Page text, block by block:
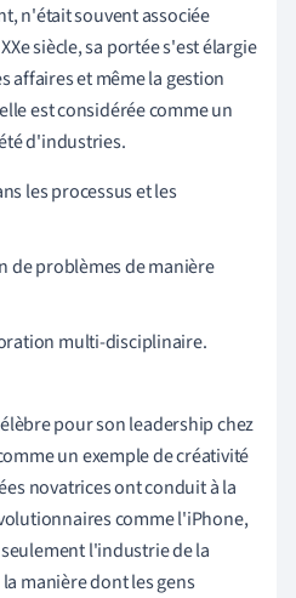
n'était souvent associée
siècle, sa portée s'est élargie
affaires et même la gestion
est considérée comme un
d'industries.
les processus et les
de problèmes de manière
multi-disciplinaire.
pour son leadership chez
un exemple de créativité
novatrices ont conduit à la
comme l'iPhone,
l'industrie de la
manière dont les gens